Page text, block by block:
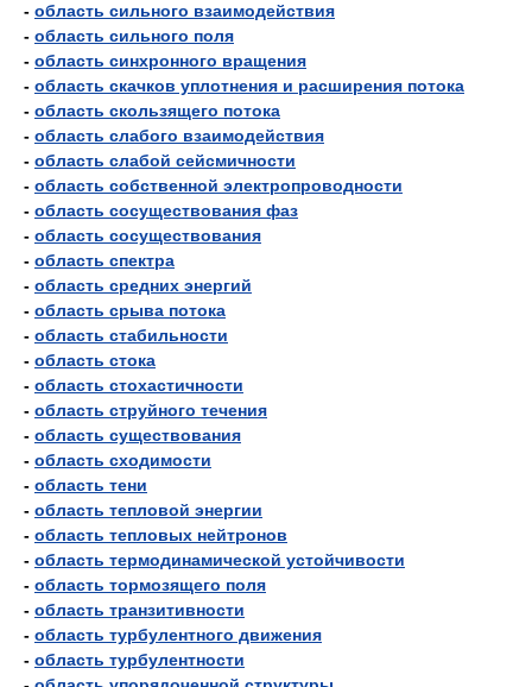
- область сильного взаимодействия
- область сильного поля
- область синхронного вращения
- область скачков уплотнения и расширения потока
- область скользящего потока
- область слабого взаимодействия
- область слабой сейсмичности
- область собственной электропроводности
- область сосуществования фаз
- область сосуществования
- область спектра
- область средних энергий
- область срыва потока
- область стабильности
- область стока
- область стохастичности
- область струйного течения
- область существования
- область сходимости
- область тени
- область тепловой энергии
- область тепловых нейтронов
- область термодинамической устойчивости
- область тормозящего поля
- область транзитивности
- область турбулентного движения
- область турбулентности